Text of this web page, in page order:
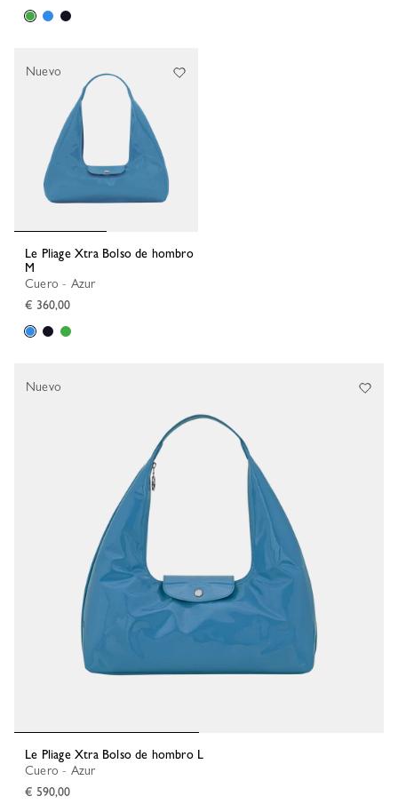
Le Pliage Xtra Bolso de hombro
M
Cuero - Azur
€ 360,00
Nuevo
Le Pliage Xtra Bolso de hombro L
Cuero - Azur
€ 590,00
Nuevo